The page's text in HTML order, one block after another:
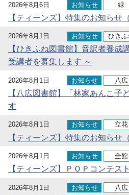
2026年8月6日 お知らせ 緑
【ティーンズ】特集のお知らせ
2026年8月1日 お知らせ ひき
【ひきふね図書館】音訳者養
受講者を募集します ～
2026年8月1日 お知らせ 八広
【八広図書館】「林家あんこ子
す
2026年8月1日 お知らせ 立花
【ティーンズ】特集のお知らせ
2026年8月1日 お知らせ 全館
【ティーンズ】ＰＯＰコンテス
2026年8月1日 お知らせ 八広